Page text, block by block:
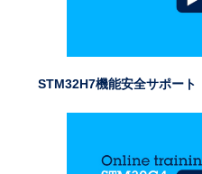
STM32H7機能安全サポート